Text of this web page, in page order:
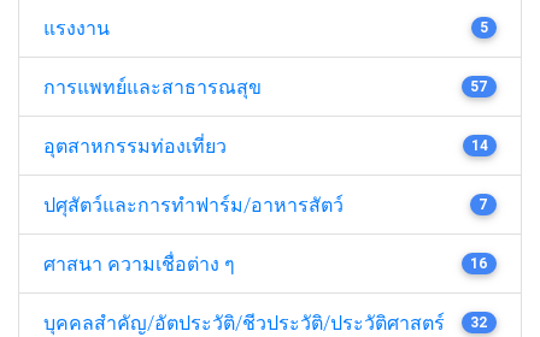
แรงงาน 5
การแพทย์และสาธารณสุข 57
อุตสาหกรรมท่องเที่ยว 14
ปศุสัตว์และการทำฟาร์ม/อาหารสัตว์ 7
ศาสนา ความเชื่อต่าง ๆ 16
บุคคลสำคัญ/อัตประวัติ/ชีวประวัติ/ประวัติศาสตร์ 32